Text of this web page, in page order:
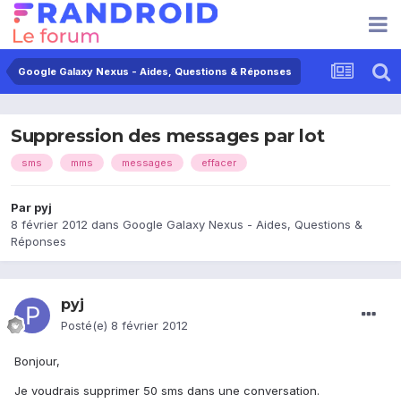
Google Galaxy Nexus - Aides, Questions & Réponses
Suppression des messages par lot
sms mms messages effacer
Par pyj
8 février 2012 dans Google Galaxy Nexus - Aides, Questions &
Réponses
pyj
Posté(e) 8 février 2012
Bonjour,
Je voudrais supprimer 50 sms dans une conversation.